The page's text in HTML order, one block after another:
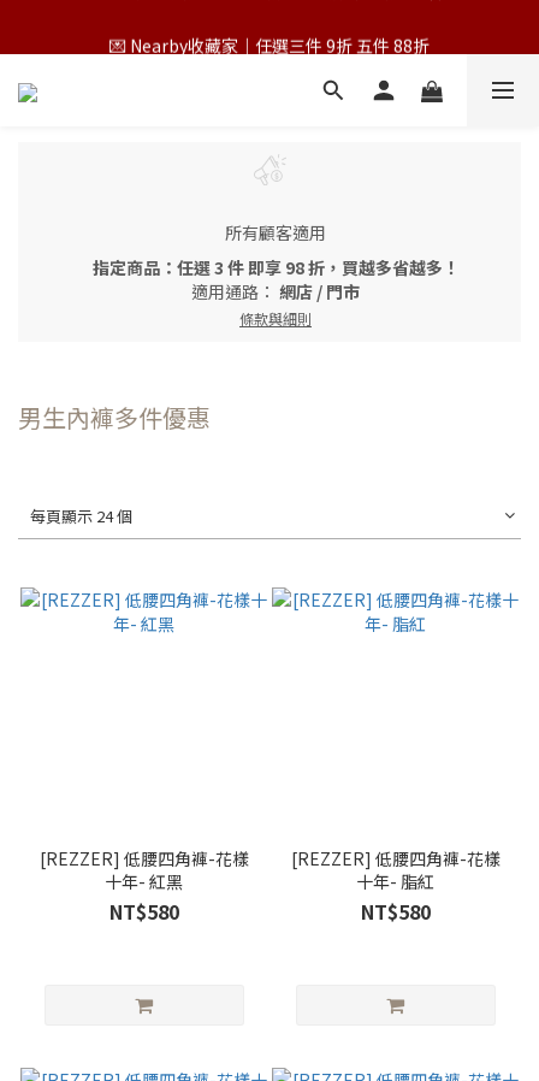
第一次跟 Nearby 一起過七夕｜任選三件 9折
💌 Nearby收藏家｜任選三件 9折 五件 88折
所有顧客適用
指定商品：任選 3 件 即享 98 折，買越多省越多！
適用通路： 網店 / 門市
條款與細則
男生內褲多件優惠
每頁顯示 24 個
[REZZER] 低腰四角褲-花樣
十年- 紅黑
NT$580
[REZZER] 低腰四角褲-花樣
十年- 脂紅
NT$580